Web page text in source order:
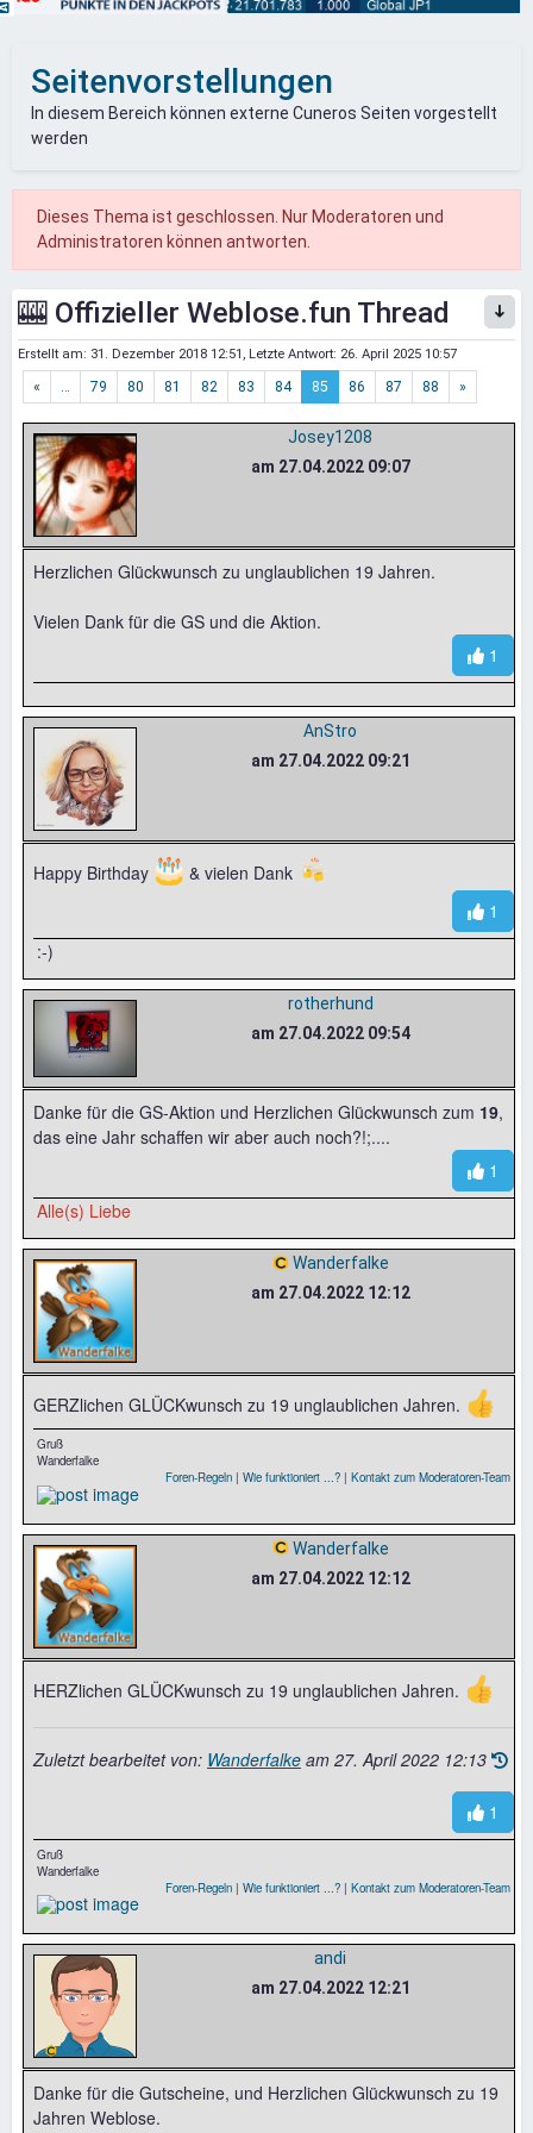
Seitenvorstellungen
In diesem Bereich können externe Cuneros Seiten vorgestellt
werden
Dieses Thema ist geschlossen. Nur Moderatoren und
Administratoren können antworten.
🎰 Offizieller Weblose.fun Thread
Erstellt am: 31. Dezember 2018 12:51 , Letzte Antwort: 26. April 2025 10:57
« … 79 80 81 82 83 84 85 86 87 88 »
Josey1208
am 27.04.2022 09:07
Herzlichen Glückwunsch zu unglaublichen 19 Jahren.
Vielen Dank für die GS und die Aktion.
1
AnStro
am 27.04.2022 09:21
Happy Birthday 🎂 & vielen Dank 🍻
1
:-)
rotherhund
am 27.04.2022 09:54
Danke für die GS-Aktion und Herzlichen Glückwunsch zum 19,
das eine Jahr schaffen wir aber auch noch?!;....
1
Alle(s) Liebe
Wanderfalke
am 27.04.2022 12:12
GERZlichen GLÜCKwunsch zu 19 unglaublichen Jahren. 👍
Gruß
Wanderfalke
Foren-Regeln | Wie funktioniert ...? | Kontakt zum Moderatoren-Team
Wanderfalke
am 27.04.2022 12:12
HERZlichen GLÜCKwunsch zu 19 unglaublichen Jahren. 👍
Zuletzt bearbeitet von: Wanderfalke am 27. April 2022 12:13
1
Gruß
Wanderfalke
Foren-Regeln | Wie funktioniert ...? | Kontakt zum Moderatoren-Team
andi
am 27.04.2022 12:21
Danke für die Gutscheine, und Herzlichen Glückwunsch zu 19
Jahren Weblose.